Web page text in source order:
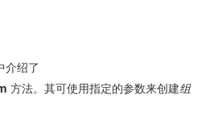
介绍了
方法。其可使用指定的参数来创建组